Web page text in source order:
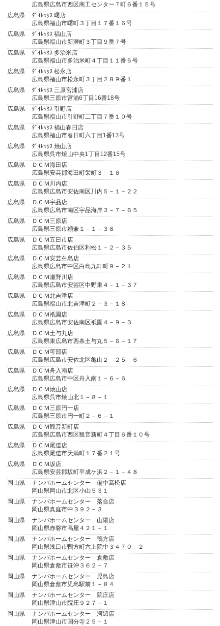
広島県広島市西区商工センター７町６番１５号
広島県
ﾀﾞｲﾚｯｸｽ 曙店
広島県福山市曙町３丁目１７番１６号
広島県
ﾀﾞｲﾚｯｸｽ 福山店
広島県福山市新涯町３丁目９番７号
広島県
ﾀﾞｲﾚｯｸｽ 多治米店
広島県福山市多治米町４丁目１１番５号
広島県
ﾀﾞｲﾚｯｸｽ 松永店
広島県福山市松永町３丁目２８９番１
広島県
ﾀﾞｲﾚｯｸｽ 三原宮浦店
広島県三原市宮浦6丁目16番18号
広島県
ﾀﾞｲﾚｯｸｽ 引野店
広島県福山市引野町二丁目７番１０号
広島県
ﾀﾞｲﾚｯｸｽ 福山春日店
広島県福山市春日町六丁目1番13号
広島県
ﾀﾞｲﾚｯｸｽ 焼山店
広島県呉市焼山中央1丁目12番15号
広島県
ＤＣＭ海田店
広島県安芸郡海田町栄町３－１６
広島県
ＤＣＭ川内店
広島県広島市安佐南区川内５－１－２２
広島県
ＤＣＭ宇品店
広島県広島市南区宇品海岸３－７－６５
広島県
ＤＣＭ三原店
広島県三原市頼兼１－１－３８
広島県
ＤＣＭ五日市店
広島県広島市佐伯区利松１－２－３５
広島県
ＤＣＭ安芸白島店
広島県広島市中区白島九軒町９－２１
広島県
ＤＣＭ瀬野川店
広島県広島市安芸区中野東４－１－３７
広島県
ＤＣＭ北吉津店
広島県福山市北吉津町２－３－１８
広島県
ＤＣＭ祇園店
広島県広島市安佐南区祇園４－９－３
広島県
ＤＣＭ土与丸店
広島県東広島市西条土与丸５－６－１７
広島県
ＤＣＭ可部店
広島県広島市安佐北区亀山２－２５－６
広島県
ＤＣＭ舟入南店
広島県広島市中区舟入南１－６－６
広島県
ＤＣＭ焼山店
広島県呉市焼山北１－８－１
広島県
ＤＣＭ三原円一店
広島県三原市円一町２－６－１
広島県
ＤＣＭ観音新町店
広島県広島市西区観音新町４丁目６番１０号
広島県
ＤＣＭ尾道店
広島県尾道市天満町１７番２１号
広島県
ＤＣＭ坂店
広島県安芸郡坂町平成ケ浜２－１－４８
岡山県
ナンバホームセンター 備中高松店
岡山県岡山市北区小山５３１
岡山県
ナンバホームセンター 落合店
岡山県真庭市中３９２－３
岡山県
ナンバホームセンター 山陽店
岡山県赤磐市高屋４２１－１
岡山県
ナンバホームセンター 鴨方店
岡山県浅口市鴨方町六上院中３４７０－２
岡山県
ナンバホームセンター 倉敷店
岡山県倉敷市笹沖３６２－７
岡山県
ナンバホームセンター 児島店
岡山県倉敷市児島駅前１－８４
岡山県
ナンバホームセンター 院庄店
岡山県津山市院庄９２７－１
岡山県
ナンバホームセンター 河辺店
岡山県津山市国分寺２５－１